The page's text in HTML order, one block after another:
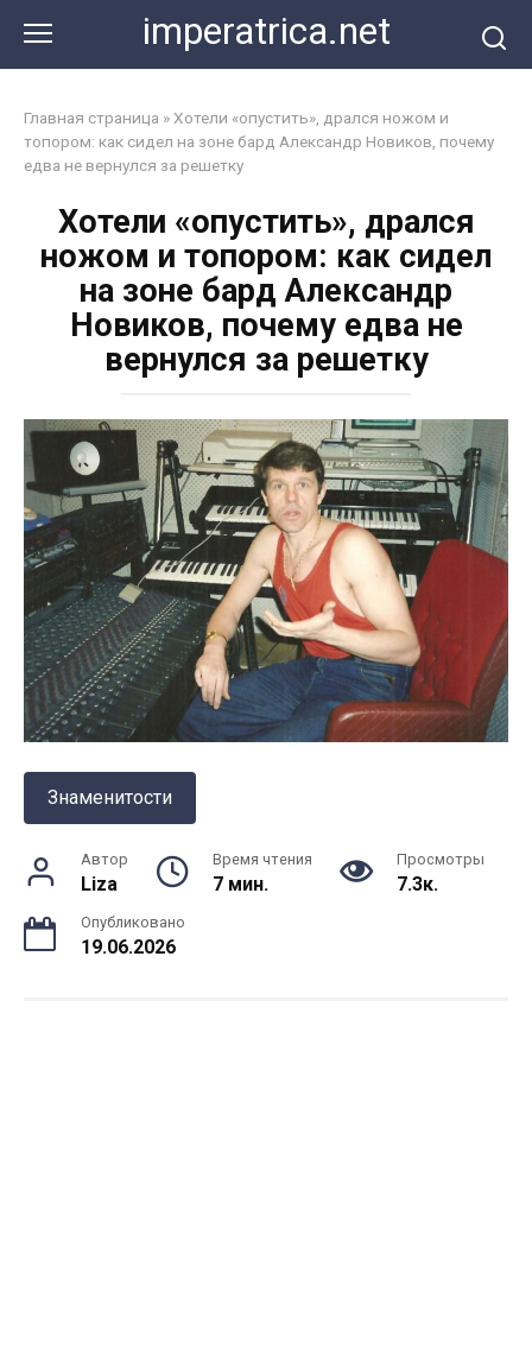
контенту
imperatrica.net
Главная страница » Хотели «опустить», дрался ножом и
топором: как сидел на зоне бард Александр Новиков, почему
едва не вернулся за решетку
Хотели «опустить», дрался
ножом и топором: как сидел
на зоне бард Александр
Новиков, почему едва не
вернулся за решетку
Знаменитости
Автор
Liza
Время чтения
7 мин.
Просмотры
7.3к.
Опубликовано
19.06.2026